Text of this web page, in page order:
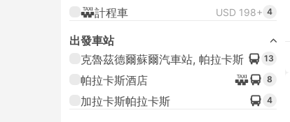
計程車 USD 198+ 4
出發車站
克魯茲德爾蘇爾汽車站, 帕拉卡斯
13
帕拉卡斯酒店 8
加拉卡斯帕拉卡斯 4